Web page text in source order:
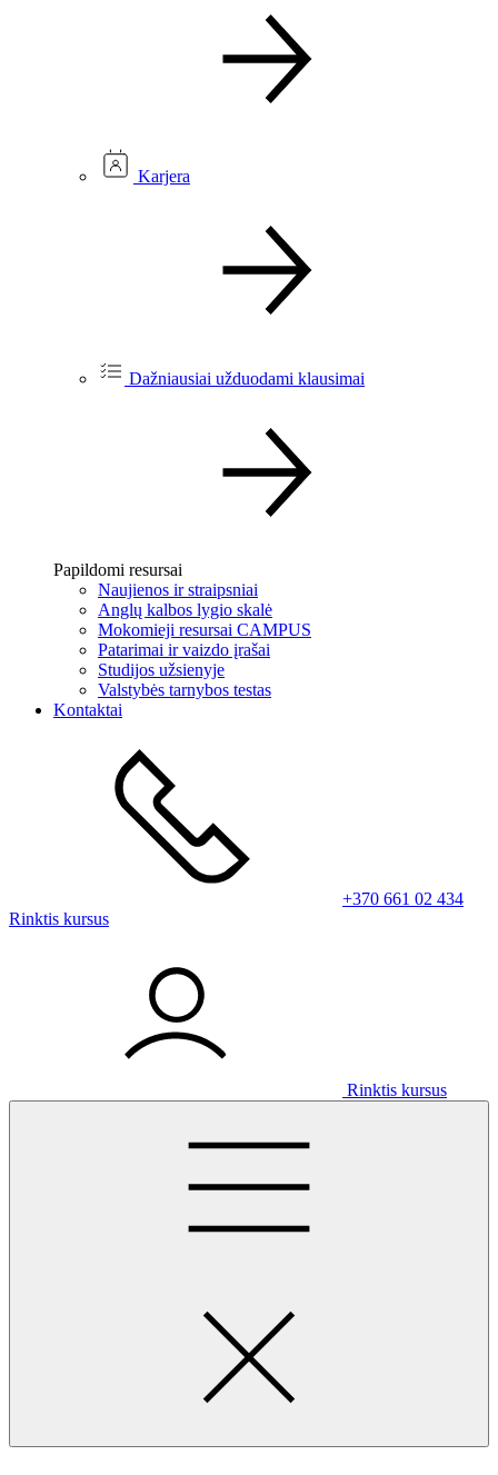
Karjera
Dažniausiai užduodami klausimai
Papildomi resursai
Naujienos ir straipsniai
Anglų kalbos lygio skalė
Mokomieji resursai CAMPUS
Patarimai ir vaizdo įrašai
Studijos užsienyje
Valstybės tarnybos testas
Kontaktai
+370 661 02 434
Rinktis kursus
Rinktis kursus